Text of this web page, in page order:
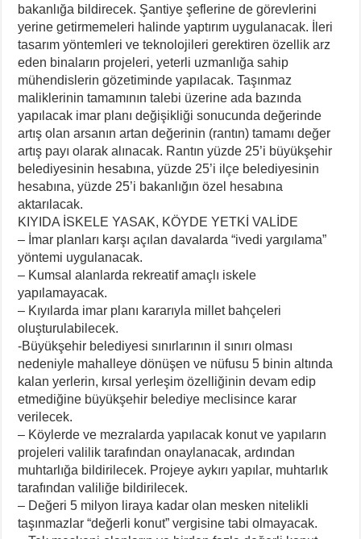
bakanlığa bildirecek. Şantiye şeflerine de görevlerini
yerine getirmemeleri halinde yaptırım uygulanacak. İleri
tasarım yöntemleri ve teknolojileri gerektiren özellik arz
eden binaların projeleri, yeterli uzmanlığa sahip
mühendislerin gözetiminde yapılacak. Taşınmaz
maliklerinin tamamının talebi üzerine ada bazında
yapılacak imar planı değişikliği sonucunda değerinde
artış olan arsanın artan değerinin (rantın) tamamı değer
artış payı olarak alınacak. Rantın yüzde 25’i büyükşehir
belediyesinin hesabına, yüzde 25’i ilçe belediyesinin
hesabına, yüzde 25’i bakanlığın özel hesabına
aktarılacak.
KIYIDA İSKELE YASAK, KÖYDE YETKİ VALİDE
– İmar planları karşı açılan davalarda “ivedi yargılama”
yöntemi uygulanacak.
– Kumsal alanlarda rekreatif amaçlı iskele
yapılamayacak.
– Kıyılarda imar planı kararıyla millet bahçeleri
oluşturulabilecek.
-Büyükşehir belediyesi sınırlarının il sınırı olması
nedeniyle mahalleye dönüşen ve nüfusu 5 binin altında
kalan yerlerin, kırsal yerleşim özelliğinin devam edip
etmediğine büyükşehir belediye meclisince karar
verilecek.
– Köylerde ve mezralarda yapılacak konut ve yapıların
projeleri valilik tarafından onaylanacak, ardından
muhtarlığa bildirilecek. Projeye aykırı yapılar, muhtarlık
tarafından valiliğe bildirilecek.
– Değeri 5 milyon liraya kadar olan mesken nitelikli
taşınmazlar “değerli konut” vergisine tabi olmayacak.